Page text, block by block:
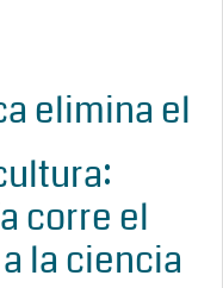
elimina el
corre el
la ciencia